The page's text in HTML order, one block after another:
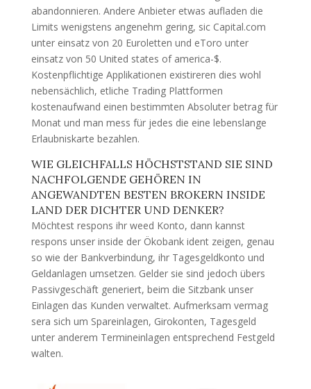
abandonnieren. Andere Anbieter etwas aufladen die
Limits wenigstens angenehm gering, sic Capital.com
unter einsatz von 20 Euroletten und eToro unter
einsatz von 50 United states of america-$.
Kostenpflichtige Applikationen existireren dies wohl
nebensächlich, etliche Trading Plattformen
kostenaufwand einen bestimmten Absoluter betrag für
Monat und man mess für jedes die eine lebenslange
Erlaubniskarte bezahlen.
WIE GLEICHFALLS HÖCHSTSTAND SIE SIND
NACHFOLGENDE GEHÖREN IN
ANGEWANDTEN BESTEN BROKERN INSIDE
LAND DER DICHTER UND DENKER?
Möchtest respons ihr weed Konto, dann kannst
respons unser inside der Ökobank ident zeigen, genau
so wie der Bankverbindung, ihr Tagesgeldkonto und
Geldanlagen umsetzen. Gelder sie sind jedoch übers
Passivgeschäft generiert, beim die Sitzbank unser
Einlagen das Kunden verwaltet. Aufmerksam vermag
sera sich um Spareinlagen, Girokonten, Tagesgeld
unter anderem Termineinlagen entsprechend Festgeld
walten.